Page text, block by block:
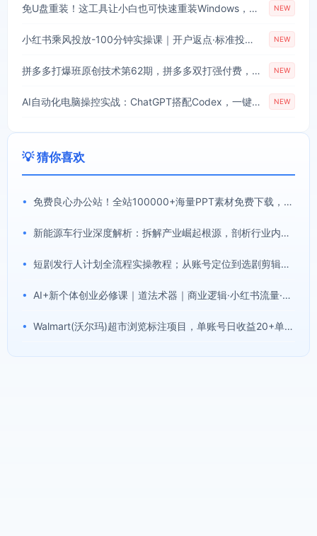
免U盘重装！这工具让小白也可快速重装Windows，支持无人值守配置，数据无忧CmzPrep_Rev2 NEW
小红书乘风投放-100分钟实操课｜开户返点·标准投搭建·莱卡定向，新店建模撬动笔记自然流量全套教学 NEW
拼多多打爆班原创技术第62期，拼多多双打强付费，原创起店技术，稳权重高投产 NEW
AI自动化电脑操控实战：ChatGPT搭配Codex，一键指令远程自动操控电脑完成工作 NEW
💡 猜你喜欢
• 免费良心办公站！全站100000+海量PPT素材免费下载，每日更新，分类清晰，免注册登录下载爱PPT网
• 新能源车行业深度解析：拆解产业崛起根源，剖析行业内卷与海外贸易争端现状
• 短剧发行人计划全流程实操教程；从账号定位到选剧剪辑再到发布技巧，零基础也能快速上手出单
• AI+新个体创业必修课｜道法术器｜商业逻辑·小红书流量·AI智能体｜低成本打造个人变现小生意全套教学
• Walmart(沃尔玛)超市浏览标注项目，单账号日收益20+单电脑日收益可达800+带分佣机制【揭秘】